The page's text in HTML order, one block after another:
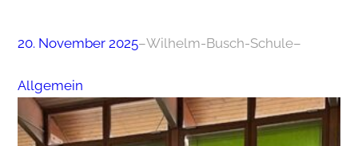
20. November 2025–Wilhelm-Busch-Schule–
Allgemein